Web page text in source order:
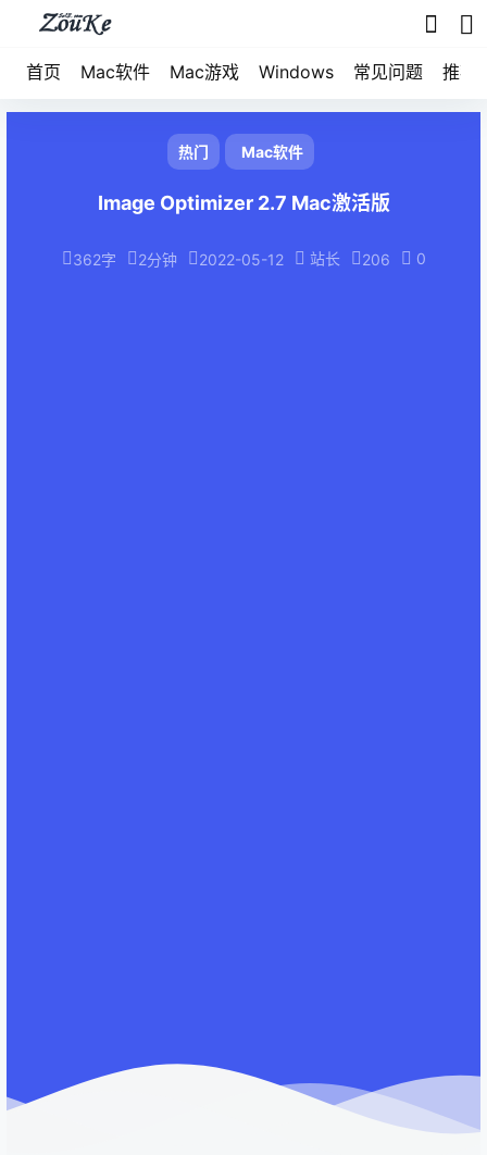
首页 Mac软件 Mac游戏 Windows 常见问题 推荐
热门 Mac软件
Image Optimizer 2.7 Mac激活版
362字 2分钟 2022-05-12 站长 206 0